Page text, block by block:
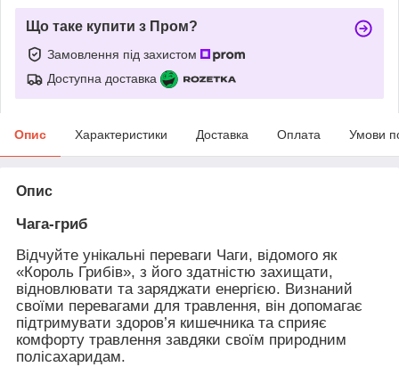
Що таке купити з Пром?
Замовлення під захистом
Доступна доставка
Опис Характеристики Доставка Оплата Умови
Опис
Чага-гриб
Відчуйте унікальні переваги Чаги, відомого як
«Король Грибів», з його здатністю захищати,
відновлювати та заряджати енергією. Визнаний
своїми перевагами для травлення, він допомагає
підтримувати здоров’я кишечника та сприяє
комфорту травлення завдяки своїм природним
полісахаридам.